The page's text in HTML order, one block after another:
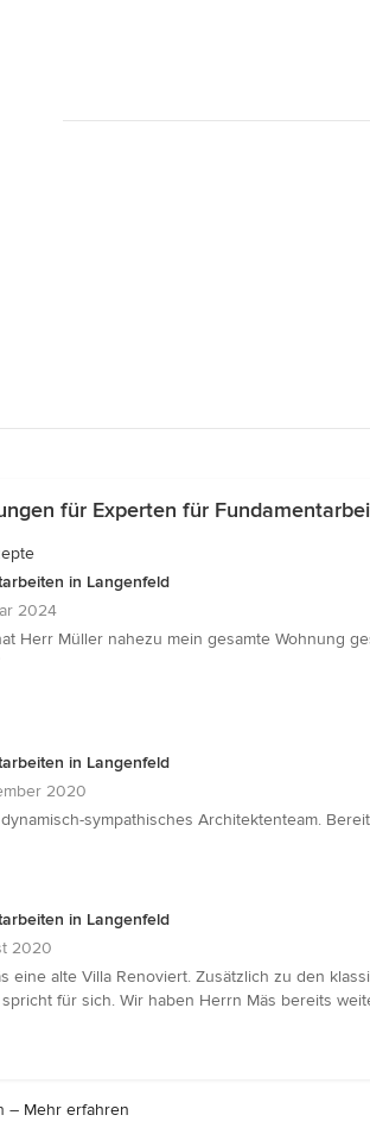
für Experten für
in Langenfeld
2024
Herr Müller nahezu mein gesamte Wohnung
in Langenfeld
2020
sympathisches Architektenteam.
in Langenfeld
2020
eine alte Villa Renoviert. Zusätzlich zu den
für sich. Wir haben Herrn Mäs bereits
– Mehr erfahren